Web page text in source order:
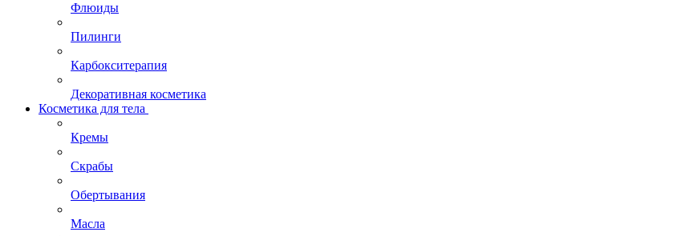
Флюиды
Пилинги
Карбокситерапия
Декоративная косметика
Косметика для тела
Кремы
Скрабы
Обертывания
Масла